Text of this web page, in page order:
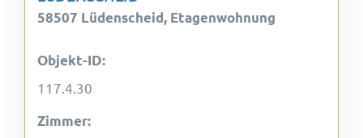
58507 Lüdenscheid, Etagenwohnung
Objekt-ID:
117.4.30
Zimmer: